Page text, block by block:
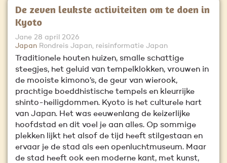
De zeven leukste activiteiten om te doen in
Kyoto
Jane 28 april 2026
Japan Rondreis Japan, reisinformatie Japan
Traditionele houten huizen, smalle schattige
steegjes, het geluid van tempelklokken, vrouwen in
de mooiste kimono’s, de geur van wierook,
prachtige boeddhistische tempels en kleurrijke
shinto-heiligdommen. Kyoto is het culturele hart
van Japan. Het was eeuwenlang de keizerlijke
hoofdstad en dit voel je aan alles. Op sommige
plekken lijkt het alsof de tijd heeft stilgestaan en
ervaar je de stad als een openluchtmuseum. Maar
de stad heeft ook een moderne kant, met kunst,